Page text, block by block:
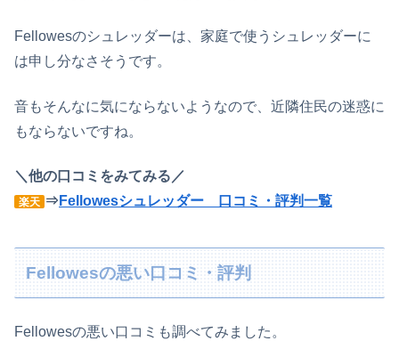
Fellowesのシュレッダーは、家庭で使うシュレッダーに
は申し分なさそうです。
音もそんなに気にならないようなので、近隣住民の迷惑に
もならないですね。
＼他の口コミをみてみる／
楽天 ⇒ Fellowesシュレッダー 口コミ・評判一覧
Fellowesの悪い口コミ・評判
Fellowesの悪い口コミも調べてみました。